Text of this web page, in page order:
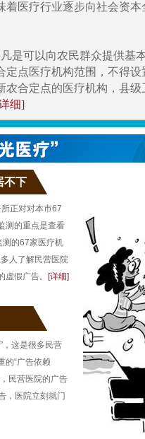
着医疗行业逐步向社会资本
是可以向农民群众提供基
定点医疗机构范围，不得设
农合定点的医疗机构，县级
细]
不下
正对对本市67
测的重点是查看
测的67家医疗机
人了解民营医院
假广告。
[详细]
，这是很多民营
的“广告依赖
民营医院的广告
，医院立刻就门